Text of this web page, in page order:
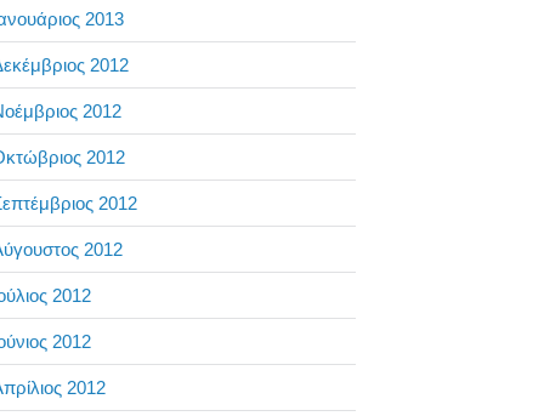
2013
2012
2012
2012
2012
2012
2012
2012
2012